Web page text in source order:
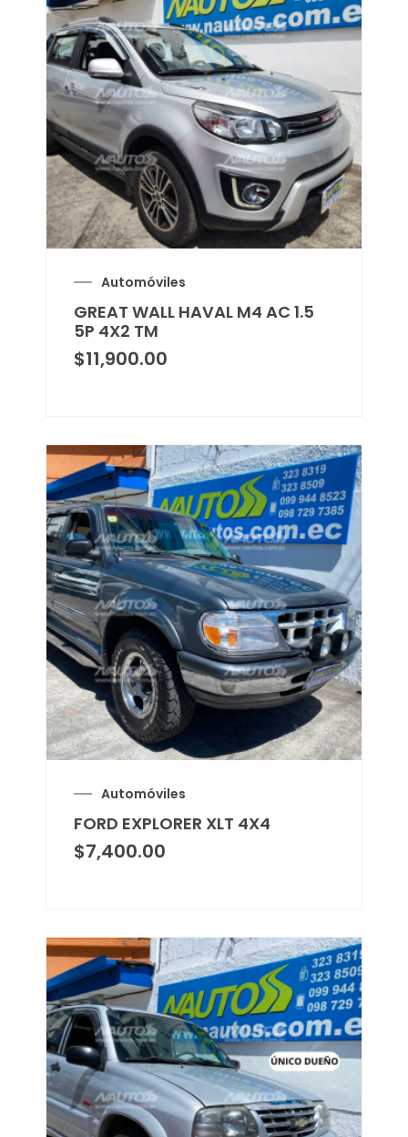
Automóviles
GREAT WALL HAVAL M4 AC 1.5
5P 4X2 TM
$11,900.00
Automóviles
FORD EXPLORER XLT 4X4
$7,400.00